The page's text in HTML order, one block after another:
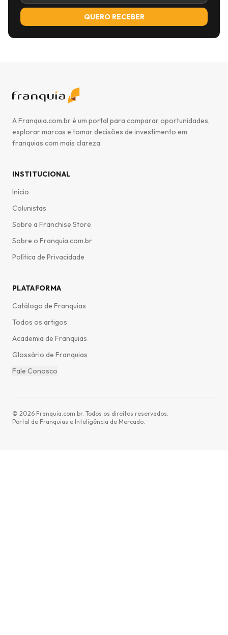
QUERO RECEBER
A Franquia.com.br é um portal para comparar oportunidades,
explorar marcas e tomar decisões de investimento em
franquias com mais clareza.
INSTITUCIONAL
Início
Colunistas
Sobre a Franchise Store
Sobre o Franquia.com.br
Política de Privacidade
PLATAFORMA
Catálogo de Franquias
Todos os artigos
Academia de Franquias
Glossário de Franquias
Fale Conosco
© 2026 Franquia.com.br. Todos os direitos reservados.
Portal de Franquias e Inteligência de Mercado.